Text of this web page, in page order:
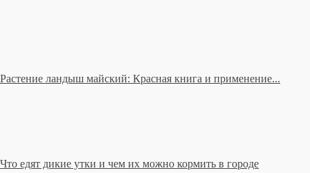
Растение ландыш майский: Красная книга и применение...
Что едят дикие утки и чем их можно кормить в городе